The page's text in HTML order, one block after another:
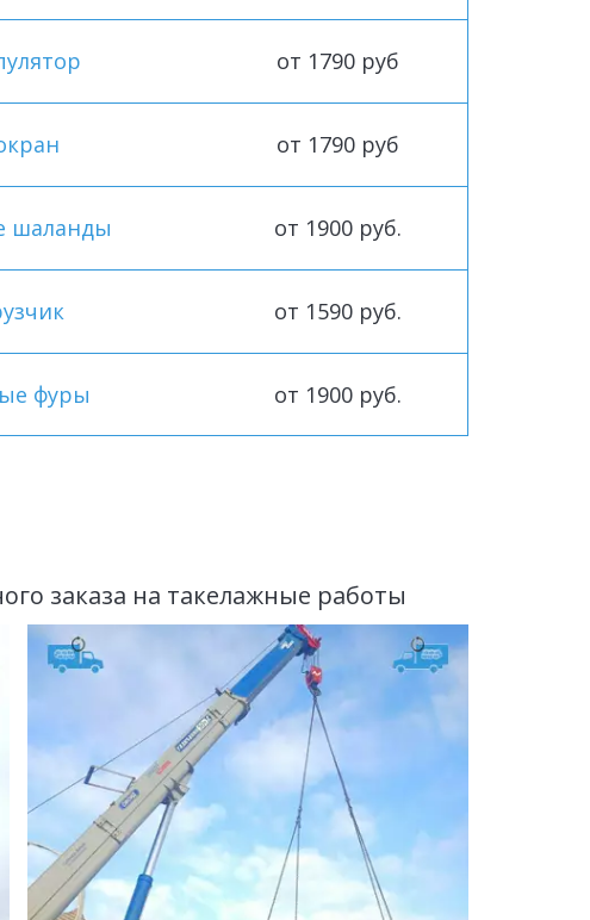
от 1790 руб
от 1790 руб
шаланды от 1900 руб.
от 1590 руб.
фуры от 1900 руб.
заказа на такелажные работы